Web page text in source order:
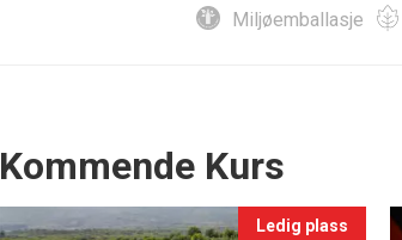
Miljøemballasje
Events
Kommende Kurs
Ledig plass